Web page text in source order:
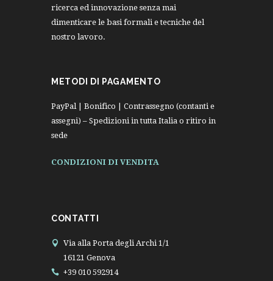
ricerca ed innovazione senza mai
dimenticare le basi formali e tecniche del
nostro lavoro.
METODI DI PAGAMENTO
PayPal | Bonifico | Contrassegno (contanti e
assegni) – Spedizioni in tutta Italia o ritiro in
sede
CONDIZIONI DI VENDITA
CONTATTI
Via alla Porta degli Archi 1/1
16121 Genova
+39 010 592914